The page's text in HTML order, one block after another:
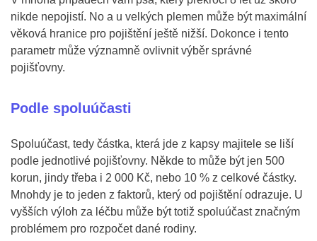
nikde nepojistí. No a u velkých plemen může být maximální
věková hranice pro pojištění ještě nižší. Dokonce i tento
parametr může významně ovlivnit výběr správné
pojišťovny.
Podle spoluúčasti
Spoluúčast, tedy částka, která jde z kapsy majitele se liší
podle jednotlivé pojišťovny. Někde to může být jen 500
korun, jindy třeba i 2 000 Kč, nebo 10 % z celkové částky.
Mnohdy je to jeden z faktorů, který od pojištění odrazuje. U
vyšších výloh za léčbu může být totiž spoluúčast značným
problémem pro rozpočet dané rodiny.